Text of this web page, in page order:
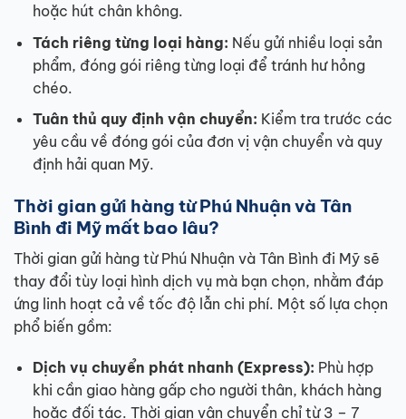
hoặc hút chân không.
Tách riêng từng loại hàng: Nếu gửi nhiều loại sản
phẩm, đóng gói riêng từng loại để tránh hư hỏng
chéo.
Tuân thủ quy định vận chuyển: Kiểm tra trước các
yêu cầu về đóng gói của đơn vị vận chuyển và quy
định hải quan Mỹ.
Thời gian gửi hàng từ Phú Nhuận và Tân
Bình đi Mỹ mất bao lâu?
Thời gian gửi hàng từ Phú Nhuận và Tân Bình đi Mỹ sẽ
thay đổi tùy loại hình dịch vụ mà bạn chọn, nhằm đáp
ứng linh hoạt cả về tốc độ lẫn chi phí. Một số lựa chọn
phổ biến gồm:
Dịch vụ chuyển phát nhanh (Express): Phù hợp
khi cần giao hàng gấp cho người thân, khách hàng
hoặc đối tác. Thời gian vận chuyển chỉ từ 3 – 7